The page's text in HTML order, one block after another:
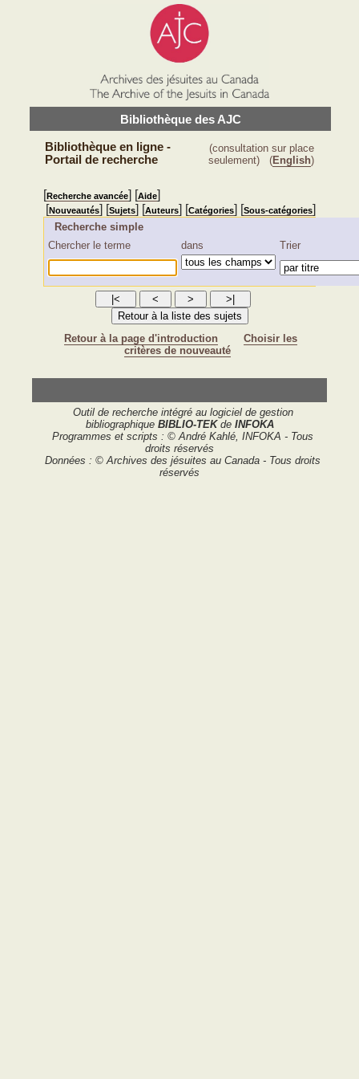
Bibliothèque des AJC
Bibliothèque en ligne -
Portail de recherche
(consultation sur place
seulement) (English)
[Recherche avancée] [Aide]
[Nouveautés] [Sujets] [Auteurs] [Catégories] [Sous-catégories]
Recherche simple
Chercher le terme
dans Trier
Retour à la page d'introduction
Choisir les
critères de nouveauté
Outil de recherche intégré au logiciel de gestion
bibliographique BIBLIO-TEKde INFOKA
Programmes et scripts : © André Kahlé, INFOKA - Tous
droits réservés
Données : © Archives des jésuites au Canada - Tous droits
réservés